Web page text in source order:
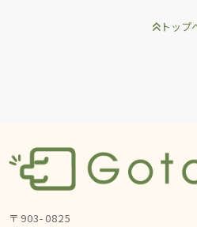
トップ
〒903-0825